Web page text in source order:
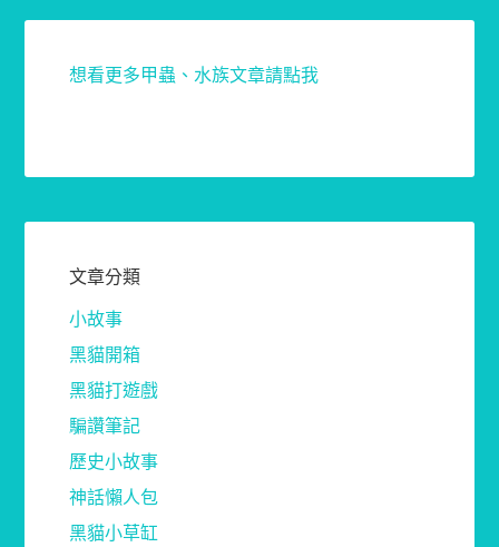
想看更多甲蟲、水族文章請點我
文章分類
小故事
黑貓開箱
黑貓打遊戲
騙讚筆記
歷史小故事
神話懶人包
黑貓小草缸